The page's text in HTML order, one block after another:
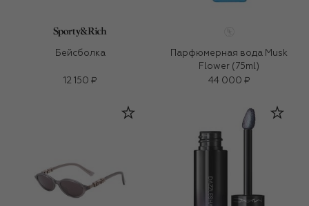
Бейсболка
12 150 ₽
Парфюмерная вода Musk
Flower (75ml)
44 000 ₽